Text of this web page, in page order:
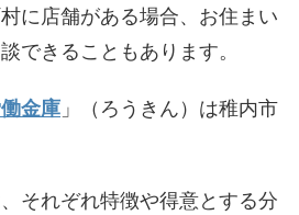
に店舗がある場合、お住まい
できることもあります。
金庫 」（ろうきん）は稚内市
それぞれ特徴や得意とする分